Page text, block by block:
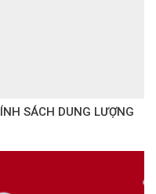
SÁCH DUNG LƯỢNG